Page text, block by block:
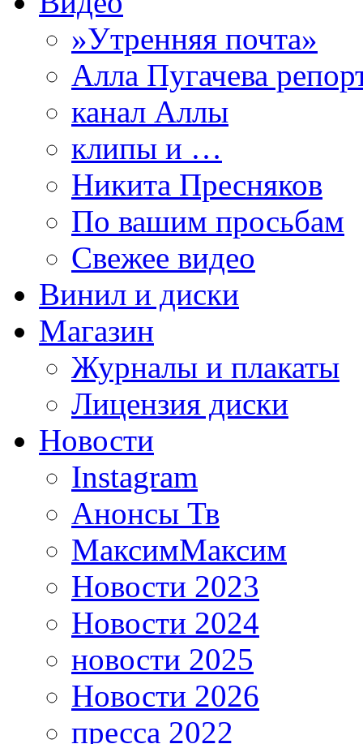
»Утренняя почта»
Алла Пугачева
канал Аллы
клипы и …
Никита Пресняков
По вашим просьбам
Свежее видео
Винил и диски
Магазин
Журналы и плакаты
Лицензия диски
Новости
Instagram
Анонсы Тв
МаксимМаксим
Новости 2023
Новости 2024
новости 2025
Новости 2026
пресса 2022